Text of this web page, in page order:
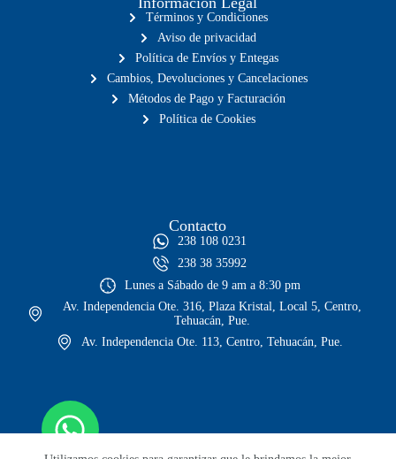
Términos y Condiciones
Aviso de privacidad
Política de Envíos y Entegas
Cambios, Devoluciones y Cancelaciones
Métodos de Pago y Facturación
Política de Cookies
Contacto
238 108 0231
238 38 35992
Lunes a Sábado de 9 am a 8:30 pm
Av. Independencia Ote. 316, Plaza Kristal, Local 5, Centro,
Tehuacán, Pue.
Av. Independencia Ote. 113, Centro, Tehuacán, Pue.